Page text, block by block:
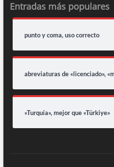
Entradas más populares
punto y coma, uso correcto
abreviaturas de «licenciado»,
«Turquía», mejor que «Türkiye»